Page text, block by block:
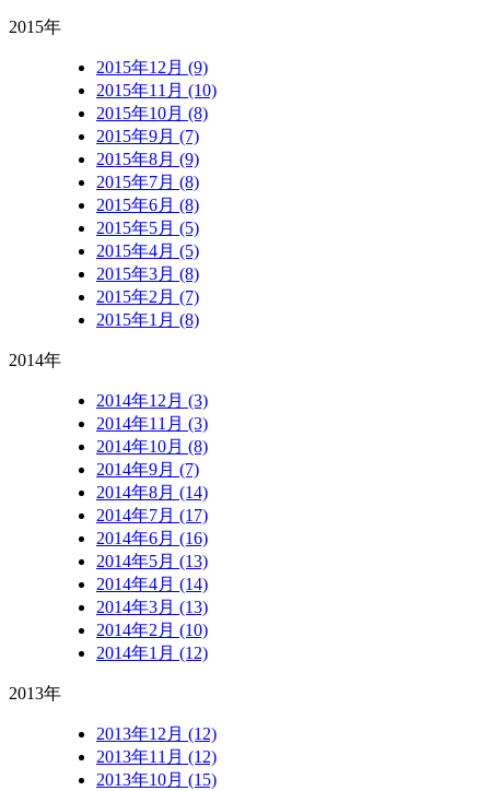
2015年
2015年12月 (9)
2015年11月 (10)
2015年10月 (8)
2015年9月 (7)
2015年8月 (9)
2015年7月 (8)
2015年6月 (8)
2015年5月 (5)
2015年4月 (5)
2015年3月 (8)
2015年2月 (7)
2015年1月 (8)
2014年
2014年12月 (3)
2014年11月 (3)
2014年10月 (8)
2014年9月 (7)
2014年8月 (14)
2014年7月 (17)
2014年6月 (16)
2014年5月 (13)
2014年4月 (14)
2014年3月 (13)
2014年2月 (10)
2014年1月 (12)
2013年
2013年12月 (12)
2013年11月 (12)
2013年10月 (15)